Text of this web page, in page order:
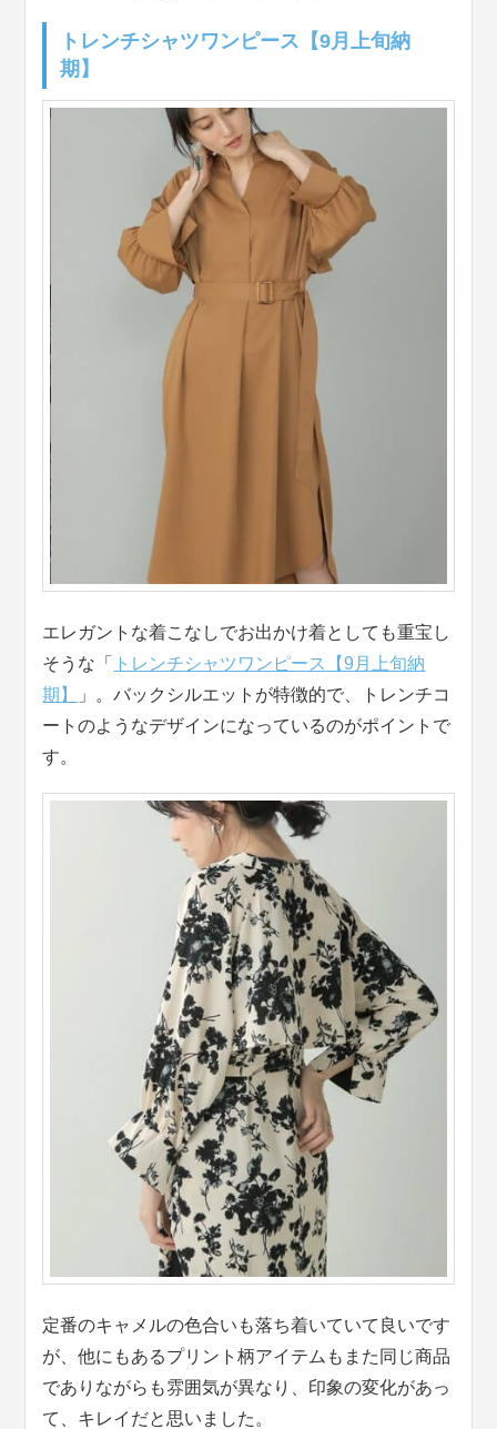
トレンチシャツワンピース【9月上旬納
期】
エレガントな着こなしでお出かけ着としても重宝し
そうな「
トレンチシャツワンピース【9月上旬納
期】
」。バックシルエットが特徴的で、トレンチコ
ートのようなデザインになっているのがポイントで
す。
定番のキャメルの色合いも落ち着いていて良いです
が、他にもあるプリント柄アイテムもまた同じ商品
でありながらも雰囲気が異なり、印象の変化があっ
て、キレイだと思いました。